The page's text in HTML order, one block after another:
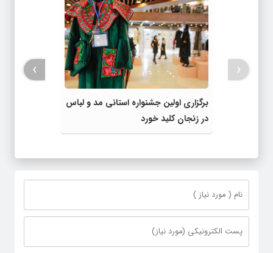
برگزاری اولین جشنواره استانی مد و لباس
در زنجان کلید خورد
‹
›